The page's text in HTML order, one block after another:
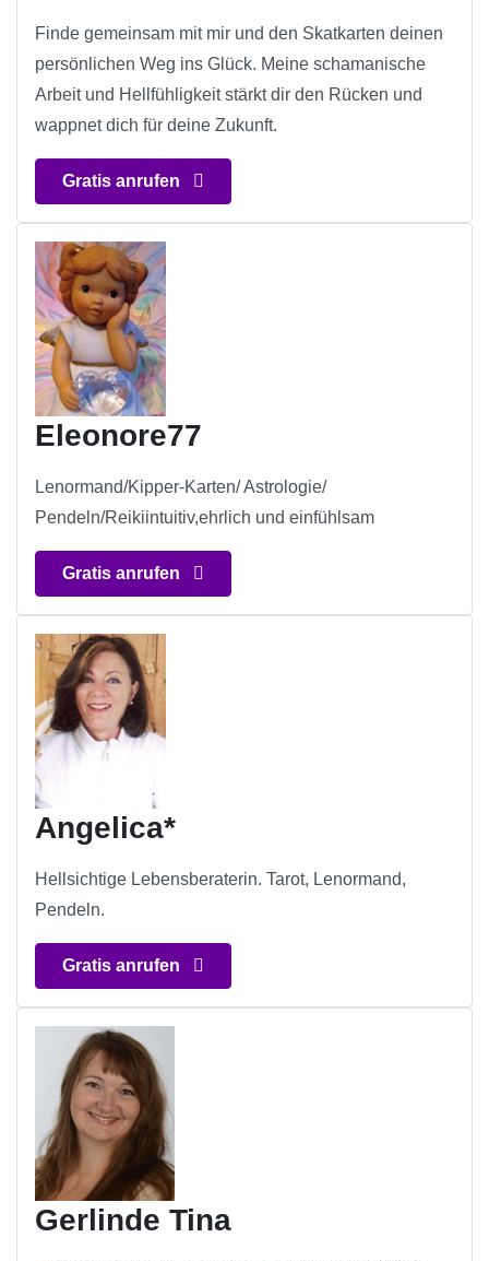
Finde gemeinsam mit mir und den Skatkarten deinen
persönlichen Weg ins Glück. Meine schamanische
Arbeit und Hellfühligkeit stärkt dir den Rücken und
wappnet dich für deine Zukunft.
Gratis anrufen
Eleonore77
Lenormand/Kipper-Karten/ Astrologie/
Pendeln/Reikiintuitiv,ehrlich und einfühlsam
Gratis anrufen
Angelica*
Hellsichtige Lebensberaterin. Tarot, Lenormand,
Pendeln.
Gratis anrufen
Gerlinde Tina